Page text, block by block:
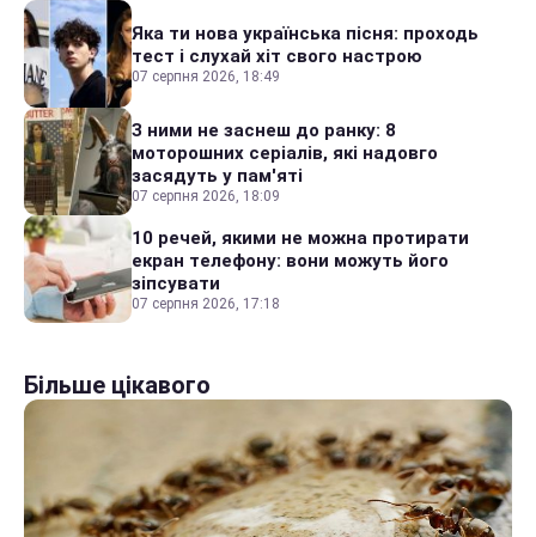
Яка ти нова українська пісня: проходь
тест і слухай хіт свого настрою
07 серпня 2026, 18:49
З ними не заснеш до ранку: 8
моторошних серіалів, які надовго
засядуть у пам'яті
07 серпня 2026, 18:09
10 речей, якими не можна протирати
екран телефону: вони можуть його
зіпсувати
07 серпня 2026, 17:18
Більше цікавого